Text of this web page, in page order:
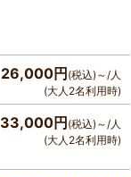
26,000円 (税込)～/人
(大人2名利用時)
33,000円 (税込)～/人
(大人2名利用時)